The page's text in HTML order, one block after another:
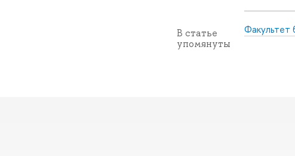
В статье
упомянуты
Факультет